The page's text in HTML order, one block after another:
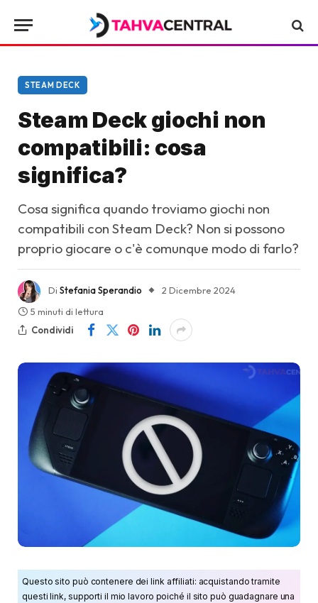
STEAM DECK
Steam Deck giochi non
compatibili: cosa
significa?
Cosa significa quando troviamo giochi non
compatibili con Steam Deck? Non si possono
proprio giocare o c'è comunque modo di farlo?
Di Stefania Sperandio
2 Dicembre 2024
5 minuti di lettura
Condividi
Questo sito può contenere dei link affiliati: acquistando tramite
questi link, supporti il mio lavoro poiché il sito può guadagnare una